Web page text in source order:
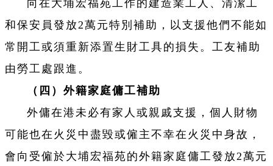
向在大埔宏福苑工作的建造業工人、清潔工
和保安員發放2萬元特別補助，以支援他們不能如
常開工或須重新添置生財工具的損失。工友補助
由勞工處跟進。
（四）外籍家庭傭工補助
外傭在港未必有家人或親戚支援，個人財物
可能也在火災中盡毀或僱主不幸在火災中身故，
會向受僱於大埔宏福苑的外籍家庭傭工發放2萬元